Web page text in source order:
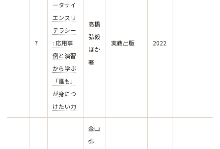
7
ータサイ
エンスリ
テラシー
: 応用事
例と演習
から学ぶ
「誰も」
が身につ
けたい力
高橋
弘毅
ほか
著
実教出版 2022
金山
弥